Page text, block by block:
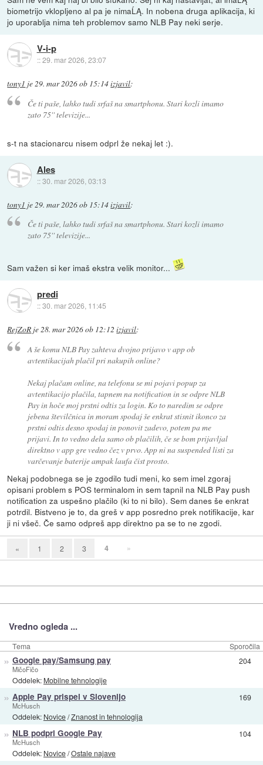
biometrijo vklopljeno al pa je nimaĹĄ. In nobena druga aplikacija, ki
jo uporablja nima teh problemov samo NLB Pay neki serje.
V-i-p
::29. mar 2026, 23:07
tony1 je29. mar 2026 ob 15:14izjavil:
Če ti paše, lahko tudi srfaš na smartphonu. Stari kozli imamo
zato 75'' televizije...
s-t na stacionarcu nisem odprl že nekaj let :).
Ales
::30. mar 2026, 03:13
tony1 je 29. mar 2026 ob 15:14izjavil:
Če ti paše, lahko tudi srfaš na smartphonu. Stari kozli imamo
zato 75'' televizije...
Sam važen si ker imaš ekstra velik monitor...
predi
::30. mar 2026, 11:45
RejZoR je28. mar 2026 ob 12:12 izjavil:
A še komu NLB Pay zahteva dvojno prijavo v app ob
avtentikacijah plačil pri nakupih online?
Nekaj plačam online, na telefonu se mi pojavi popup za
avtentikacijo plačila, tapnem na notification in se odpre NLB
Pay in hoče moj prstni odtis za login. Ko to naredim se odpre
jebena številčnica in moram spodaj še enkrat stisnit ikonco za
prstni odtis desno spodaj in ponovit zadevo, potem pa me
prijavi. In to vedno dela samo ob plačilih, če se bom prijavljal
direktno v app gre vedno čez v prvo. App ni na suspended listi za
varčevanje baterije ampak laufa čist prosto.
Nekaj podobnega se je zgodilo tudi meni, ko sem imel zgoraj
opisani problem s POS terminalom in sem tapnil na NLB Pay push
notification za uspešno plačilo (ki to ni bilo). Sem danes še enkrat
potrdil. Bistveno je to, da greš v app posredno prek notifikacije, kar
ji ni všeč. Če samo odpreš app direktno pa se to ne zgodi.
« 1 2 3 4 »
Vredno ogleda ...
Tema Sporočila
» Google pay/Samsung pay
MičoFičo
Oddelek: Mobilne tehnologije
204
» Apple Pay prispel v Slovenijo
McHusch
Oddelek: Novice/Znanost in tehnologija
169
» NLB podprl Google Pay
McHusch
Oddelek: Novice/Ostale najave
104